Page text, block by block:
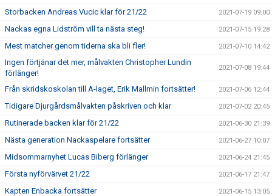
Storbacken Andreas Vucic klar för 21/22 2021-07-19 09:00
Nackas egna Lidström vill ta nästa steg! 2021-07-15 19:28
Mest matcher genom tiderna ska bli fler! 2021-07-10 14:42
Ingen förtjänar det mer, målvakten Christopher Lundin
förlänger!
2021-07-08 19:44
Från skridskoskolan till A-laget, Erik Mallmin fortsätter! 2021-07-06 12:44
Tidigare Djurgårdsmålvakten påskriven och klar 2021-07-02 20:45
Rutinerade backen klar för 21/22 2021-06-30 21:39
Nästa generation Nackaspelare fortsätter 2021-06-27 10:07
Midsommarnyhet Lucas Biberg förlänger 2021-06-24 21:45
Första nyförvärvet 21/22 2021-06-17 21:47
Kapten Enbacka fortsätter 2021-06-15 13:05